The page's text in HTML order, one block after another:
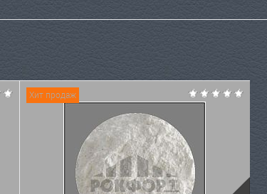
Хит продаж